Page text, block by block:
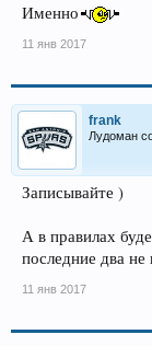
Именно
11 янв 2017
frank
Лудоман
Записывайте )
А в правилах
последние два не
11 янв 2017